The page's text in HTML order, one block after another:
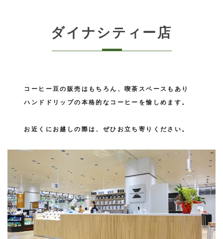
ダイナシティー店
コーヒー豆の販売はもちろん、喫茶スペースもあり
ハンドドリップの本格的なコーヒーを愉しめます。
お近くにお越しの際は、ぜひお立ち寄りください。